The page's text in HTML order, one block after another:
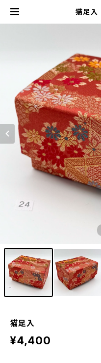
猫足入
猫足入
¥4,400